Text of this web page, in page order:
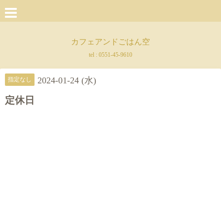
カフェアンドごはん空
tel : 0551-45-9610
指定なし 2024-01-24 (水)
定休日